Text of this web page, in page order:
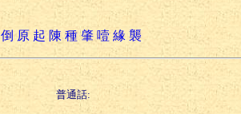
倒 原 起 陳 種 肇 噎 緣 襲
普通話: